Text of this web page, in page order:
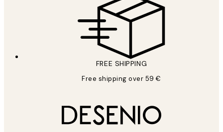
FREE SHIPPING
Free shipping over 59 €